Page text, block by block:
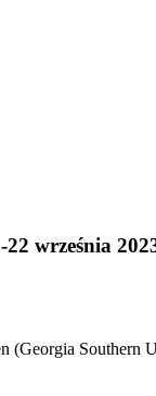
września